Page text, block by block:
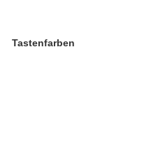
Tastenfarben